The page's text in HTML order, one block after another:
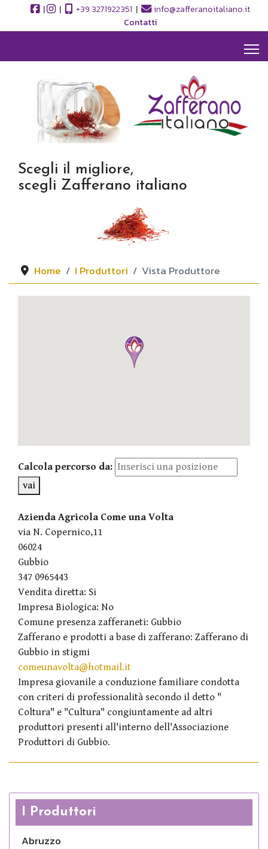
| | +39 3271922351 |
info@zafferanoitaliano.it
Contatti
Scegli il migliore,
scegli Zafferano italiano
Home I Produttori Vista Produttore
I Produttori
Abruzzo
Calcola percorso da:
vai
Azienda Agricola Come una Volta
via N. Copernico,11
06024
Gubbio
347 0965443
Vendita diretta: Si
Impresa Biologica: No
Comune presenza zafferaneti: Gubbio
Zafferano e prodotti a base di zafferano: Zafferano di
Gubbio in stigmi
comeunavolta@hotmail.it
Impresa giovanile a conduzione familiare condotta
con criteri di professionalità secondo il detto "
Coltura" e "Cultura" congiuntamente ad altri
produttori presenti all'interno dell'Associazione
Produttori di Gubbio.